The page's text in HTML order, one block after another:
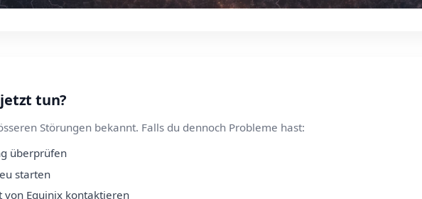
tun?
Störungen bekannt. Falls du dennoch Probleme hast:
überprüfen
starten
von Equinix kontaktieren